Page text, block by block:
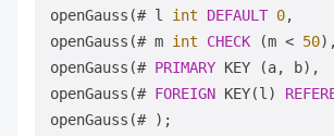
openGauss(# l int DEFAULT 0,
openGauss(# m int CHECK (m < 50),
openGauss(# PRIMARY KEY (a, b),
openGauss(# FOREIGN KEY(l)
openGauss(# );